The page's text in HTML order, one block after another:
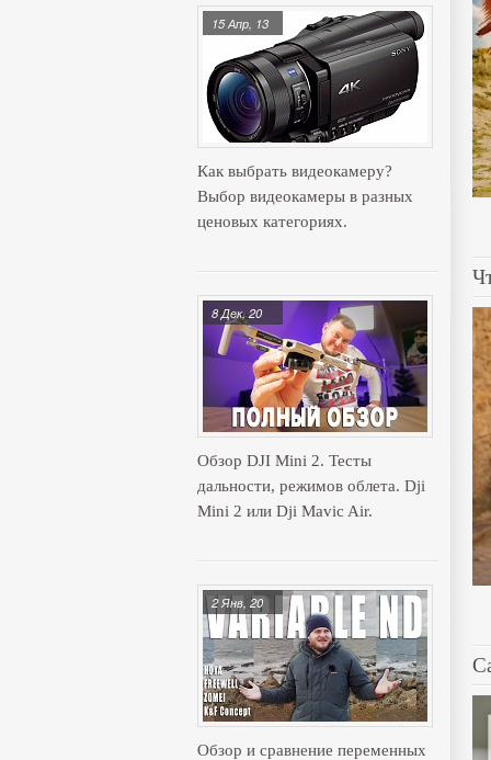
Как выбрать видеокамеру?
Выбор видеокамеры в разных
ценовых категориях.
15 Апр, 13
Обзор DJI Mini 2. Тесты
дальности, режимов облета. Dji
Mini 2 или Dji Mavic Air.
8 Дек, 20
Обзор и сравнение переменных
2 Янв, 20